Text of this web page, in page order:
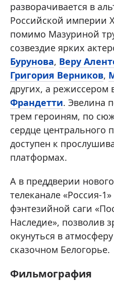
разворачивается в
Российской империи
помимо Мазуриной
созвездие ярких
Бурунова, Веру
Григория Верников,
других, а режиссером
Франдетти. Эвелина
трем героиням, по
сердце центрального
доступен к
платформах.
А в преддверии
телеканале «Россия-
фэнтезийной саги
Наследие», позволив
окунуться в
сказочном Белогорье.
Фильмография